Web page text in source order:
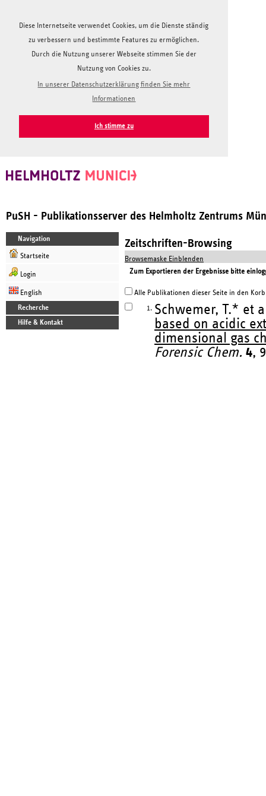
Diese Internetseite verwendet Cookies, um die Dienste ständig
zu verbessern und bestimmte Features zu ermöglichen.
Durch die Nutzung unserer Webseite stimmen Sie der
Nutzung von Cookies zu.
In unserer Datenschutzerklärung finden Sie mehr
Informationen
Ich stimme zu
PuSH - Publikationsserver des Helmholtz Zentrums
Navigation
Startseite
Login
English
Recherche
Hilfe & Kontakt
Zeitschriften-Browsing
Browsemaske Einblenden
Zum Exportieren der Ergebnisse bitte
Alle Publikationen dieser Seite in den
1. Schwemer, T.* et
based on acidic
dimensional gas
Forensic Chem. 4,